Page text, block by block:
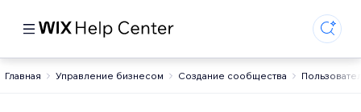
Главная Управление бизнесом Создание сообщества